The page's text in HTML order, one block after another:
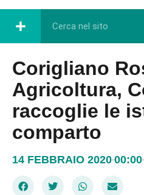
Corigliano
Agricoltura,
raccoglie le
comparto
14 FEBBRAIO 2020 00:00